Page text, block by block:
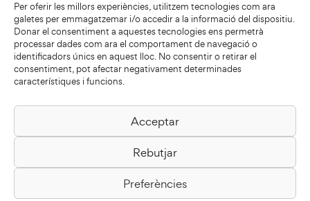
Per oferir les millors experiències, utilitzem tecnologies com ara
galetes per emmagatzemar i/o accedir a la informació del dispositiu.
Donar el consentiment a aquestes tecnologies ens permetrà
processar dades com ara el comportament de navegació o
identificadors únics en aquest lloc. No consentir o retirar el
consentiment, pot afectar negativament determinades
característiques i funcions.
Acceptar
Rebutjar
Preferències
Biblioteca Pilarin Bayés
Passeig de la Generalitat, 1
08500 Vic